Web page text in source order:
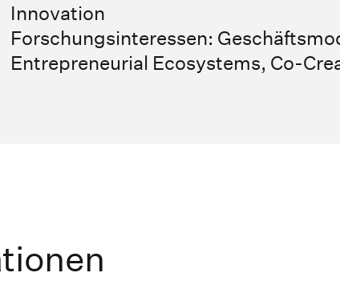
Innovation
Forschungsinteressen:
Entrepreneurial Ecosystems, Co-